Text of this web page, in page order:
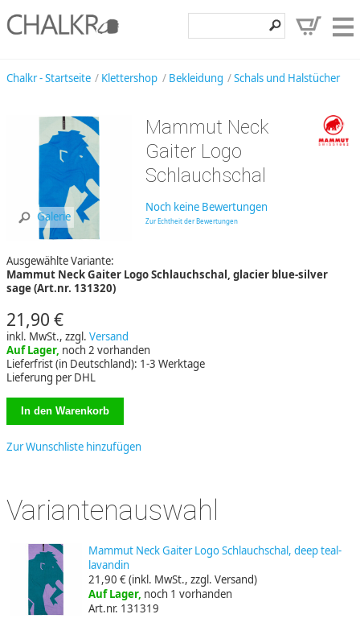
Klettershop
Entdecken
Hilfe, Kontakt
Chalkr - Startseite Klettershop Bekleidung Schals und Halstücher
Galerie
Mammut Neck
Gaiter Logo
Schlauchschal
Noch keine Bewertungen
Zur Echtheit der Bewertungen
Ausgewählte Variante:
Mammut Neck Gaiter Logo Schlauchschal, glacier blue-silver
sage (Art.nr. 131320)
21,90 €
inkl. MwSt., zzgl. Versand
Auf Lager, noch 2 vorhanden
Lieferfrist (in Deutschland): 1-3 Werktage
Lieferung per DHL
Zur Wunschliste hinzufügen
Variantenauswahl
Mammut Neck Gaiter Logo Schlauchschal, deep teal-
lavandin
21,90 €(inkl. MwSt., zzgl. Versand)
Auf Lager, noch 1 vorhanden
Art.nr. 131319